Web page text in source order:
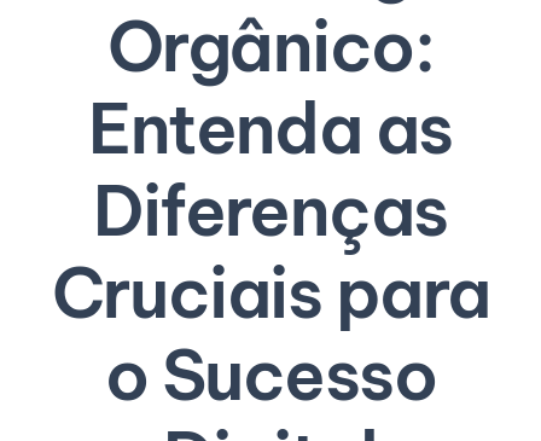
Orgânico:
Entenda as
Diferenças
Cruciais para
o Sucesso